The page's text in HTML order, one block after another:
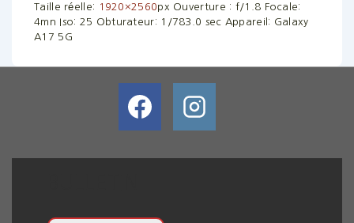
Taille réelle: 1920×2560px Ouverture : f/1.8 Focale:
4mn Iso: 25 Obturateur: 1/783.0 sec Appareil: Galaxy
A17 5G